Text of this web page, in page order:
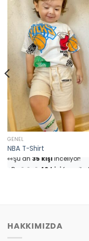
GENEL
NBA T-Shirt
👀Şu an35 kişi
⭐️Bu ürünü 40 kişifavoriledi!
HAKKIMIZDA